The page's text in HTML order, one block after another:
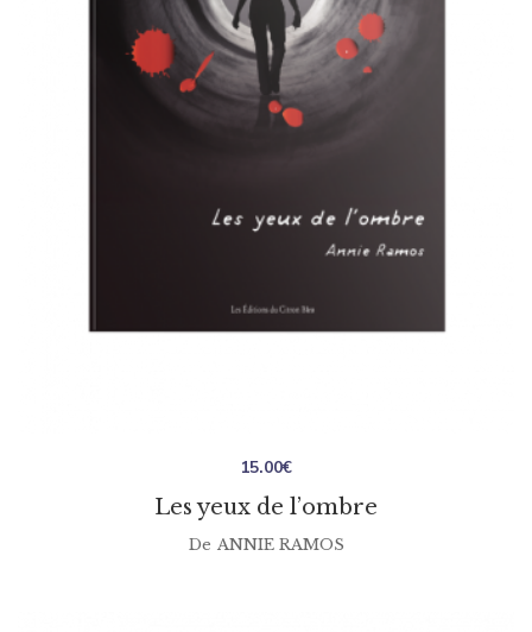
Les yeux de l’ombre
15.00€
De ANNIE RAMOS